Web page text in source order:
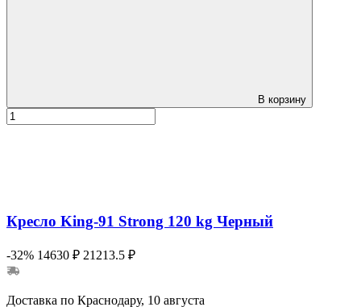
В корзину
Кресло King-91 Strong 120 kg Черный
-32% 14630 ₽ 21213.5 ₽
Доставка по Краснодару, 10 августа